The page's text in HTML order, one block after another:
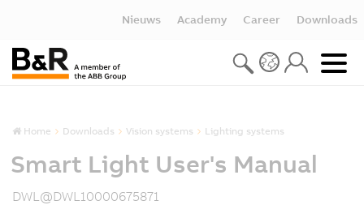
Nieuws Academy Career Downloads
Home Downloads Vision systems Lighting systems
Smart Light User's Manual
DWL@DWL10000675871